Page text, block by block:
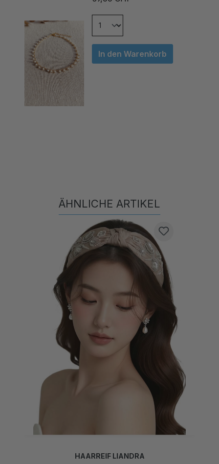
In den Warenkorb
Produktgalerie überspringen
59,00 CHF*